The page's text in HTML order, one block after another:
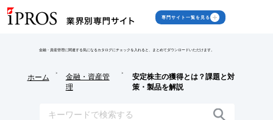
専門サイト一覧を見る
金融・資産管理に関連する気になるカタログにチェックを入れると、まとめてダウンロードいただけます。
ホーム
>
金融・資産管
理
>
安定株主の獲得とは？課題と対
策・製品を解説